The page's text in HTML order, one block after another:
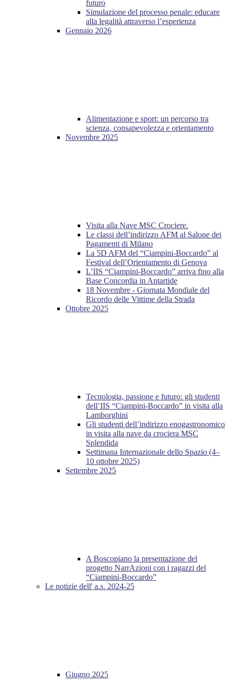
futuro
Simulazione del processo penale: educare
alla legalità attraverso l’esperienza
Gennaio 2026
Alimentazione e sport: un percorso tra
scienza, consapevolezza e orientamento
Novembre 2025
Visita alla Nave MSC Crociere.
Le classi dell’indirizzo AFM al Salone dei
Pagamenti di Milano
La 5D AFM del “Ciampini-Boccardo” al
Festival dell’Orientamento di Genova
L’IIS “Ciampini-Boccardo” arriva fino alla
Base Concordia in Antartide
18 Novembre - Giornata Mondiale del
Ricordo delle Vittime della Strada
Ottobre 2025
Tecnologia, passione e futuro: gli studenti
dell’IIS “Ciampini-Boccardo” in visita alla
Lamborghini
Gli studenti dell’indirizzo enogastronomico
in visita alla nave da crociera MSC
Splendida
Settimana Internazionale dello Spazio (4–
10 ottobre 2025)
Settembre 2025
A Boscopiano la presentazione del
progetto NarrAzioni con i ragazzi del
“Ciampini-Boccardo”
Le notizie dell' a.s. 2024-25
Giugno 2025